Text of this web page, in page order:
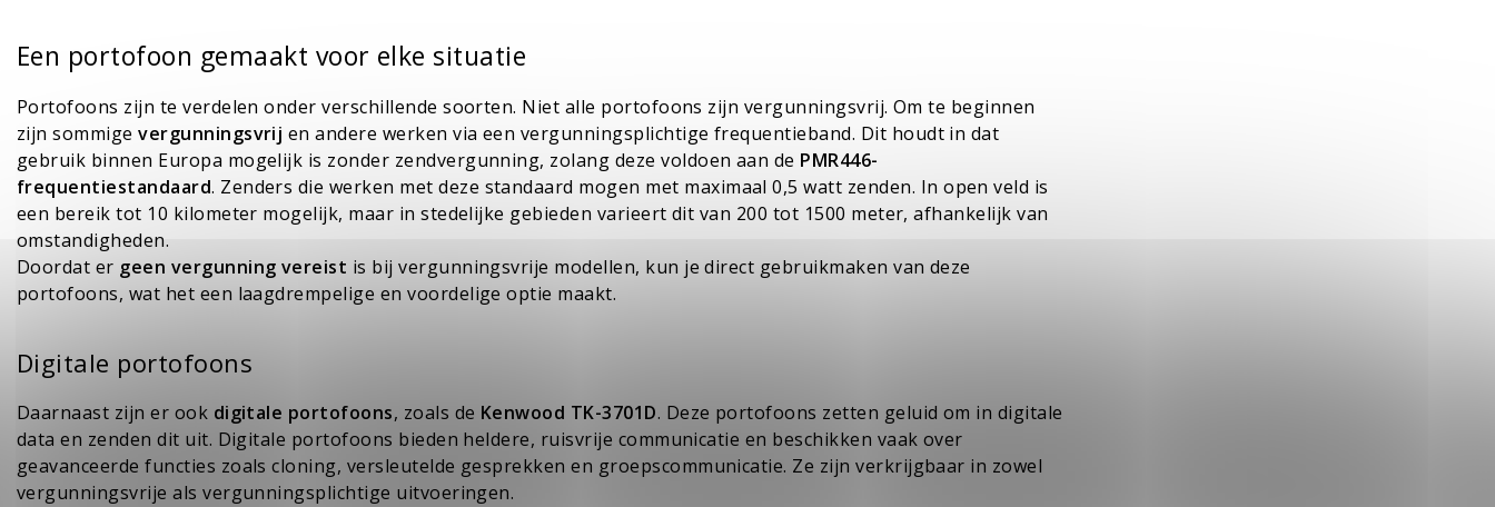
Een portofoon gemaakt voor elke situatie
Portofoons zijn te verdelen onder verschillende soorten. Niet alle portofoons zijn vergunningsvrij. Om te beginnen
zijn sommigevergunningsvrij en andere werken via een vergunningsplichtige frequentieband. Dit houdt in dat
gebruik binnen Europa mogelijk is zonder zendvergunning, zolang deze voldoen aan de PMR446-
frequentiestandaard. Zenders die werken met deze standaard mogen met maximaal 0,5 watt zenden. In open veld is
een bereik tot 10 kilometer mogelijk, maar in stedelijke gebieden varieert dit van 200 tot 1500 meter, afhankelijk van
omstandigheden.
Doordat er geen vergunning vereist is bij vergunningsvrije modellen, kun je direct gebruikmaken van deze
portofoons, wat het een laagdrempelige en voordelige optie maakt.
Digitale portofoons
Daarnaast zijn er ook digitale portofoons, zoals de Kenwood TK-3701D. Deze portofoons zetten geluid om in digitale
data en zenden dit uit. Digitale portofoons bieden heldere, ruisvrije communicatie en beschikken vaak over
geavanceerde functies zoals cloning, versleutelde gesprekken en groepscommunicatie. Ze zijn verkrijgbaar in zowel
vergunningsvrije als vergunningsplichtige uitvoeringen.